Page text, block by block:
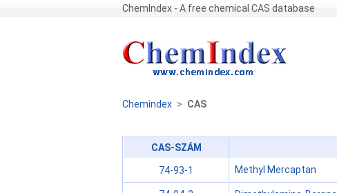
ChemIndex - A free chemical CAS database
Chemindex > CAS
CAS-SZÁM
74-93-1 Methyl Mercaptan